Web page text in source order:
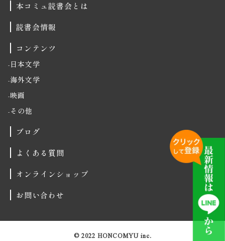
本コミュ読書会とは
読書会情報
コンテンツ
日本文学
海外文学
映画
その他
ブログ
よくある質問
オンラインショップ
お問い合わせ
© 2022 HONCOMYU inc.